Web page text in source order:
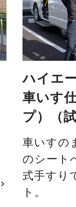
ハイエ
車いす
プ）（
車いすの
のシート
式手すり
ト。